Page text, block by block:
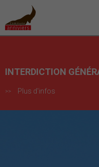
INTERDICTION
Plus d'infos